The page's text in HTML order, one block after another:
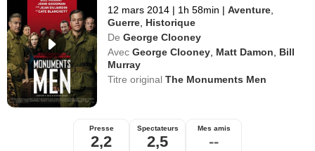
12 mars 2014 | 1h 58min | Aventure
Guerre Historique
De George Clooney
Avec George Clooney Matt Damon
Bill
Murray
Titre originalThe Monuments Men
Presse
2,2
Spectateurs
2,5
Mes amis
--